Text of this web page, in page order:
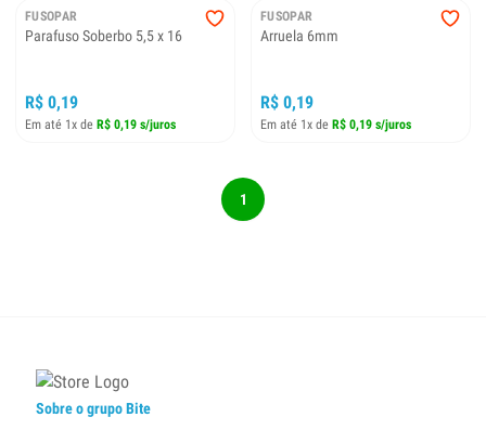
FUSOPAR
Parafuso Soberbo 5,5 x 16
R$ 0,19
Em até 1x de R$ 0,19 s/juros
FUSOPAR
Arruela 6mm
R$ 0,19
Em até 1x de R$ 0,19 s/juros
1
Sobre o grupo Bite